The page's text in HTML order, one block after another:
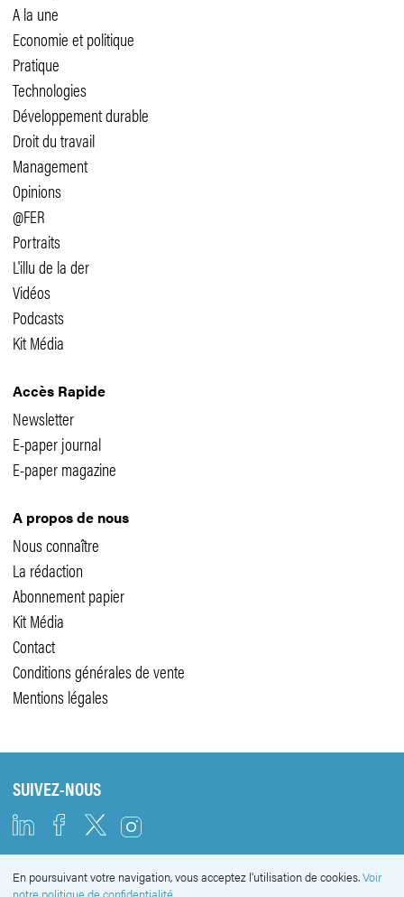
A la une
Economie et politique
Pratique
Technologies
Développement durable
Droit du travail
Management
Opinions
@FER
Portraits
L'illu de la der
Vidéos
Podcasts
Kit Média
Accès Rapide
Newsletter
E-paper journal
E-paper magazine
A propos de nous
Nous connaître
La rédaction
Abonnement papier
Kit Média
Contact
Conditions générales de vente
Mentions légales
SUIVEZ-NOUS
En poursuivant votre navigation, vous acceptez l'utilisation de cookies.Voir